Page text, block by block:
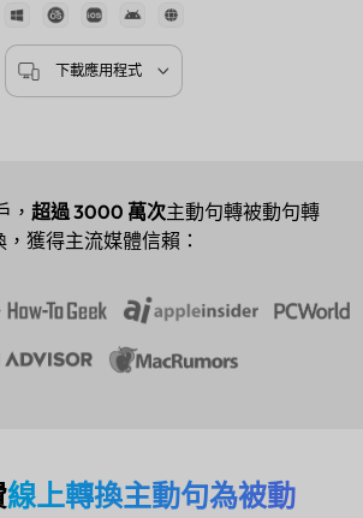
UPDF AI 支援平台
， 超過 3000 萬次主動句轉被動句轉
，獲得主流媒體信賴：
線上轉換主動句為被動